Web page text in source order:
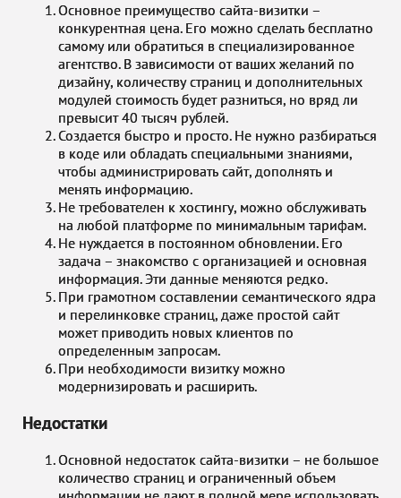
Основное преимущество сайта-визитки –
конкурентная цена. Его можно сделать бесплатно
самому или обратиться в специализированное
агентство. В зависимости от ваших желаний по
дизайну, количеству страниц и дополнительных
модулей стоимость будет разниться, но вряд ли
превысит 40 тысяч рублей.
Создается быстро и просто. Не нужно разбираться
в коде или обладать специальными знаниями,
чтобы администрировать сайт, дополнять и
менять информацию.
Не требователен к хостингу, можно обслуживать
на любой платформе по минимальным тарифам.
Не нуждается в постоянном обновлении. Его
задача – знакомство с организацией и основная
информация. Эти данные меняются редко.
При грамотном составлении семантического ядра
и перелинковке страниц, даже простой сайт
может приводить новых клиентов по
определенным запросам.
При необходимости визитку можно
модернизировать и расширить.
Недостатки
Основной недостаток сайта-визитки – не большое
количество страниц и ограниченный объем